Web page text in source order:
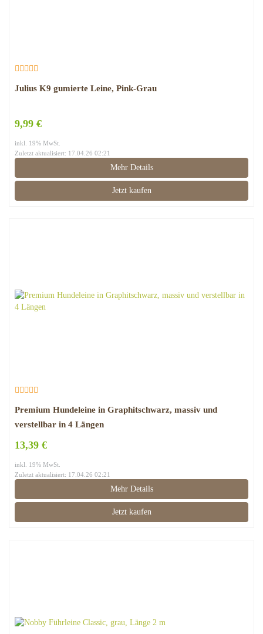
Julius K9 gumierte Leine, Pink-Grau
9,99 €
inkl. 19% MwSt.
Zuletzt aktualisiert: 17.04.26 02:21
Mehr Details
Jetzt kaufen
Premium Hundeleine in Graphitschwarz, massiv und
verstellbar in 4 Längen
13,39 €
inkl. 19% MwSt.
Zuletzt aktualisiert: 17.04.26 02:21
Mehr Details
Jetzt kaufen